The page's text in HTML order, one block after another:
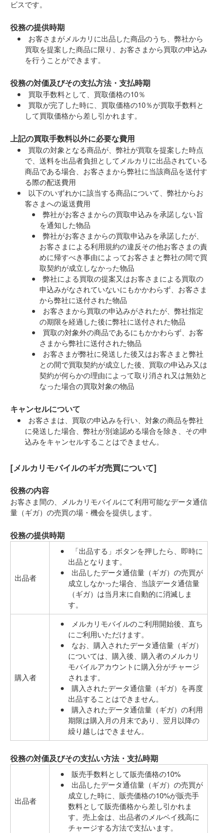
ビスです。
役務の提供時期
お客さまがメルカリに出品した商品のうち、弊社から
買取を提案した商品に限り、お客さまから買取の申込み
を行うことができます。
役務の対価及びその支払方法・支払時期
買取手数料として、買取価格の10％
買取が完了した時に、買取価格の10％が買取手数料と
して買取価格から差し引かれます。
上記の買取手数料以外に必要な費用
買取の対象となる商品が、弊社が買取を提案した時点
で、送料を出品者負担としてメルカリに出品されている
商品である場合、お客さまから弊社に当該商品を送付す
る際の配送費用
以下のいずれかに該当する商品について、弊社からお
客さまへの返送費用
弊社がお客さまからの買取申込みを承諾しない旨
を通知した物品
弊社がお客さまからの買取申込みを承諾したが、
お客さまによる利用規約の違反その他お客さまの責
めに帰すべき事由によってお客さまと弊社の間で買
取契約が成立しなかった物品
弊社による買取の提案又はお客さまによる買取の
申込みがなされていないにもかかわらず、お客さま
から弊社に送付された物品
お客さまから買取の申込みがされたが、弊社指定
の期限を経過した後に弊社に送付された物品
買取の対象外の商品であるにもかかわらず、お客
さまから弊社に送付された物品
お客さまが弊社に発送した後又はお客さまと弊社
との間で買取契約が成立した後、買取の申込み又は
契約が何らかの理由によって取り消され又は無効と
なった場合の買取対象の物品
キャンセルについて
お客さまは、買取の申込みを行い、対象の商品を弊社
に発送した場合、弊社が別途認める場合を除き、その申
込みをキャンセルすることはできません。
[メルカリモバイルのギガ売買について]
役務の内容
お客さま間の、メルカリモバイルにて利用可能なデータ通信
量（ギガ）の売買の場・機会を提供します。
役務の提供時期
出品者
「出品する」ボタンを押したら、即時に
出品となります。
出品したデータ通信量（ギガ）の売買が
成立しなかった場合、当該データ通信量
（ギガ）は当月末に自動的に消滅しま
す。
購入者
メルカリモバイルのご利用開始後、直ち
にご利用いただけます。
なお、購入されたデータ通信量（ギガ）
については、購入後、購入者のメルカリ
モバイルアカウントに購入分がチャージ
されます。
購入されたデータ通信量（ギガ）を再度
出品することはできません。
購入されたデータ通信量（ギガ）の利用
期限は購入月の月末であり、翌月以降の
繰り越しはできません。
役務の対価及びその支払い方法・支払時期
出品者
販売手数料として販売価格の10%
出品したデータ通信量（ギガ）の売買が
成立した時に、販売価格の10%が販売手
数料として販売価格から差し引かれま
す。売上金は、出品者のメルペイ残高に
チャージする方法で支払います。